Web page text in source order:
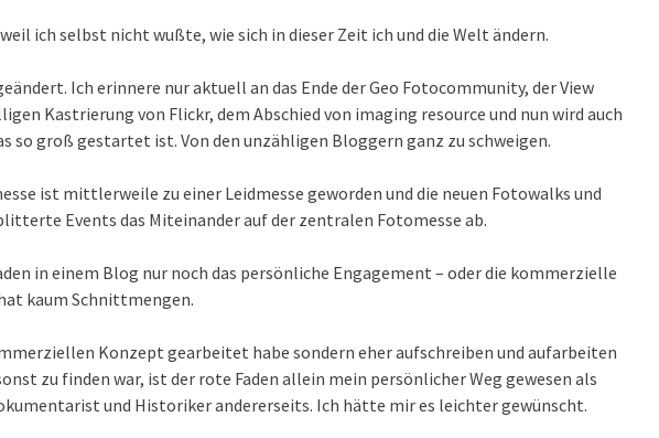
ich selbst nicht wußte, wie sich in dieser Zeit ich und die Welt ändern.
Ich erinnere nur aktuell an das Ende der Geo Fotocommunity, der View
Kastrierung von Flickr, dem Abschied von imaging resource und nun wird auch
so groß gestartet ist. Von den unzähligen Bloggern ganz zu schweigen.
ist mittlerweile zu einer Leidmesse geworden und die neuen Fotowalks und
Events das Miteinander auf der zentralen Fotomesse ab.
in einem Blog nur noch das persönliche Engagement – oder die kommerzielle
kaum Schnittmengen.
Konzept gearbeitet habe sondern eher aufschreiben und aufarbeiten
zu finden war, ist der rote Faden allein mein persönlicher Weg gewesen als
und Historiker andererseits. Ich hätte mir es leichter gewünscht.